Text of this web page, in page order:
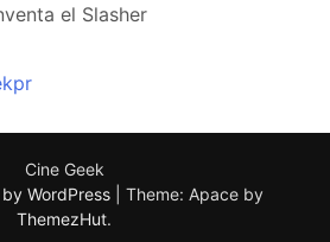
el Slasher
Cine Geek
WordPress
Theme: Apace by
ThemezHut.